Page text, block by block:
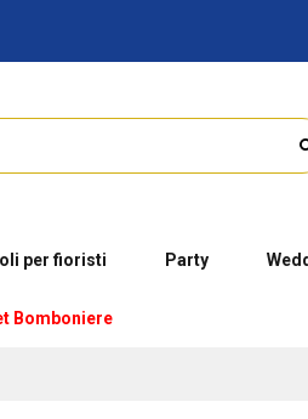
per fioristi Party
Bomboniere